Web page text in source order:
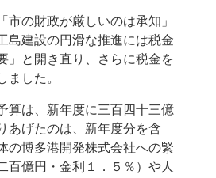
市の財政が厳しいのは承知」
島建設の円滑な推進には税金
」と開き直り、さらに税金を
ました。
算は、新年度に三百四十三億
あげたのは、新年度分を含
の博多港開発株式会社への緊
百億円・金利１．５％）や人